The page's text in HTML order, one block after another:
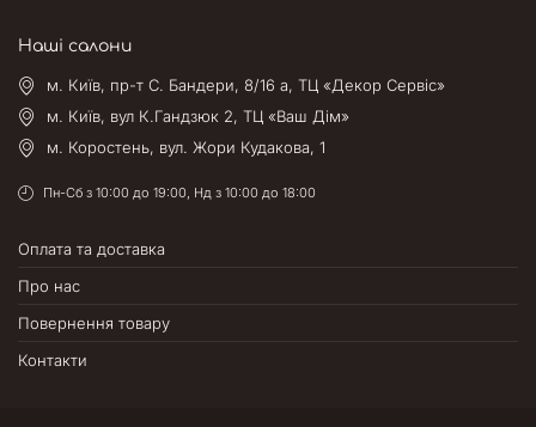
Наші салони
м. Київ, пр-т С. Бандери, 8/16 а, ТЦ «Декор Сервіс»
м. Київ, вул К.Гандзюк 2, ТЦ «Ваш Дім»
м. Коростень, вул. Жори Кудакова, 1
Пн-Сб з 10:00 до 19:00, Нд з 10:00 до 18:00
Оплата та доставка
Про нас
Повернення товару
Контакти